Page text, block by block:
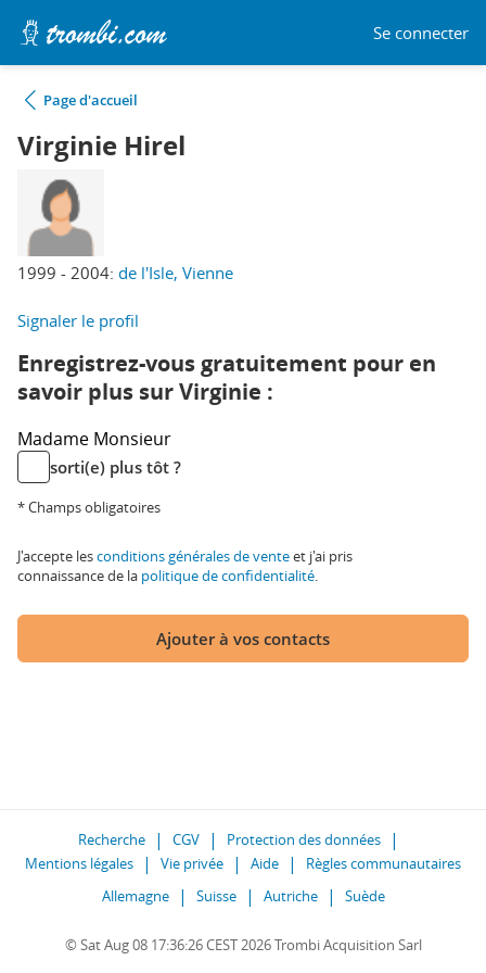
Se connecter
Page d'accueil
Virginie Hirel
1999 - 2004: de l'Isle, Vienne
Signaler le profil
Enregistrez-vous gratuitement pour en
savoir plus sur Virginie :
Madame Monsieur
sorti(e) plus tôt ?
* Champs obligatoires
J'accepte lesconditions générales de venteet j'ai pris
connaissance de la politique de confidentialité.
Ajouter à vos contacts
Recherche CGV
Protection des données
Mentions légales
Vie privée Aide
Règles communautaires
Allemagne
Suisse Autriche Suède
© Sat Aug 08 17:36:26 CEST 2026 Trombi Acquisition Sarl